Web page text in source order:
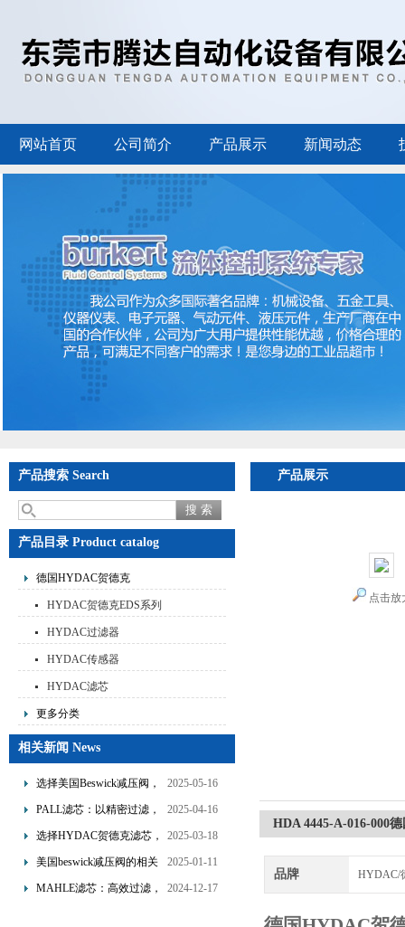
网站首页 公司简介 产品展示 新闻动态
产品搜索 Search
产品目录 Product catalog
德国HYDAC贺德克
HYDAC贺德克EDS系列
HYDAC过滤器
HYDAC传感器
HYDAC滤芯
更多分类
相关新闻 News
选择美国Beswick减压阀，
提升流体系统效率
2025-05-16
PALL滤芯：以精密过滤，
为工业流体筑起“隐形安全
2025-04-16
选择HYDAC贺德克滤芯，
享受精准过滤与稳定性能
2025-03-18
美国beswick减压阀的相关
知识
2025-01-11
MAHLE滤芯：高效过滤，
2024-12-17
产品展示
点击放
HDA 4445-A-016-000
品牌 HYDAC/